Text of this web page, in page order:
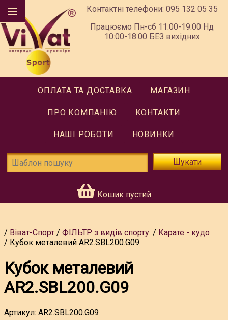
Контактні телефони: 095 132 05 35
Працюємо Пн-сб 11:00-19:00 Нд
10:00-18:00 БЕЗ вихідних
ОПЛАТА ТА ДОСТАВКА МАГАЗИН
ПРО КОМПАНІЮ КОНТАКТИ
НАШІ РОБОТИ НОВИНКИ
Шукати
Кошик пустий
Віват-Спорт ФІЛЬТР з видів спорту:
Карате - кудо
Кубок металевий AR2.SBL200.G09
Кубок металевий
AR2.SBL200.G09
Артикул: AR2.SBL200.G09